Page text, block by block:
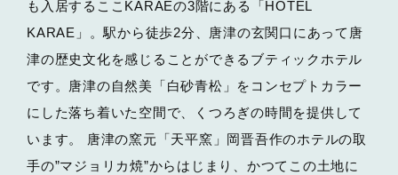
も入居するここKARAEの3階にある「HOTEL
KARAE」。駅から徒歩2分、唐津の玄関口にあって唐
津の歴史文化を感じることができるブティックホテル
です。唐津の自然美「白砂青松」をコンセプトカラー
にした落ち着いた空間で、くつろぎの時間を提供して
います。 唐津の窯元「天平窯」岡晋吾作のホテルの取
手の”マジョリカ焼”からはじまり、かつてこの土地に